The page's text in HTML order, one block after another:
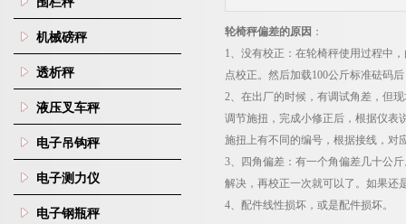
机械磅秤
透析秤
液压叉车秤
电子吊钩秤
电子测力仪
电子钢瓶秤
轮椅秤偏差的原因 ：
1、没有校正：在轮椅秤使用过程中
点校正。然后加载100公斤标准砝码
2、在出厂的时候，有调试角差，但
调节施扭，完成小修正后，根据仪表
施扭上有不同的编号，根据接线，对
3、四角偏差：有一个角偏差几十公
解决，再校正一次就可以了。如果还
4、配件线性损坏，或是配件损坏。